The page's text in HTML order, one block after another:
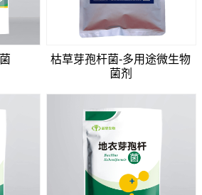
枯草芽孢杆菌-多用途微生物
菌剂